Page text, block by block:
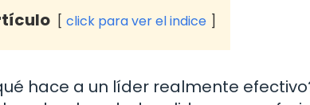
click para ver el indice
hace a un líder realmente